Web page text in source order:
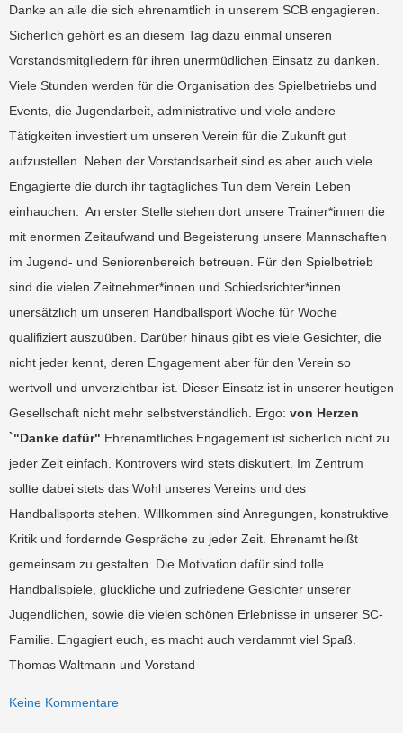
Danke an alle die sich ehrenamtlich in unserem SCB engagieren.
Sicherlich gehört es an diesem Tag dazu einmal unseren
Vorstandsmitgliedern für ihren unermüdlichen Einsatz zu danken.
Viele Stunden werden für die Organisation des Spielbetriebs und
Events, die Jugendarbeit, administrative und viele andere
Tätigkeiten investiert um unseren Verein für die Zukunft gut
aufzustellen. Neben der Vorstandsarbeit sind es aber auch viele
Engagierte die durch ihr tagtägliches Tun dem Verein Leben
einhauchen. An erster Stelle stehen dort unsere Trainer*innen die
mit enormen Zeitaufwand und Begeisterung unsere Mannschaften
im Jugend- und Seniorenbereich betreuen. Für den Spielbetrieb
sind die vielen Zeitnehmer*innen und Schiedsrichter*innen
unersätzlich um unseren Handballsport Woche für Woche
qualifiziert auszuüben. Darüber hinaus gibt es viele Gesichter, die
nicht jeder kennt, deren Engagement aber für den Verein so
wertvoll und unverzichtbar ist. Dieser Einsatz ist in unserer heutigen
Gesellschaft nicht mehr selbstverständlich. Ergo: von Herzen
`"Danke dafür" Ehrenamtliches Engagement ist sicherlich nicht zu
jeder Zeit einfach. Kontrovers wird stets diskutiert. Im Zentrum
sollte dabei stets das Wohl unseres Vereins und des
Handballsports stehen. Willkommen sind Anregungen, konstruktive
Kritik und fordernde Gespräche zu jeder Zeit. Ehrenamt heißt
gemeinsam zu gestalten. Die Motivation dafür sind tolle
Handballspiele, glückliche und zufriedene Gesichter unserer
Jugendlichen, sowie die vielen schönen Erlebnisse in unserer SC-
Familie. Engagiert euch, es macht auch verdammt viel Spaß.
Thomas Waltmann und Vorstand
Keine Kommentare